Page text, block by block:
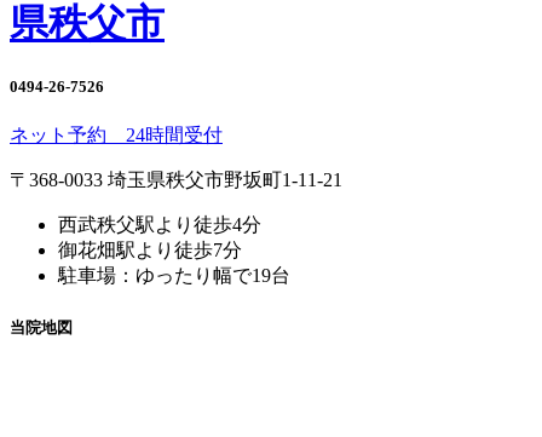
県秩父市
0494-26-7526
ネット予約 24時間受付
〒368-0033 埼玉県秩父市野坂町1-11-21
西武秩父駅より徒歩4分
御花畑駅より徒歩7分
駐車場：ゆったり幅で19台
当院地図